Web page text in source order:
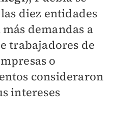
diez entidades
demandas a
trabajadores de
o
consideraron
intereses